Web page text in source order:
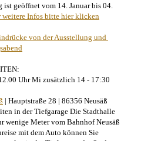
ist geöffnet vom 14. Januar bis 04.
weitere Infos bitte hier klicken
von der Ausstellung und
Uhr Mi zusätzlich 14 - 17:30
| Hauptstraße 28 | 86356 Neusäß
in der Tiefgarage Die Stadthalle
wenige Meter vom Bahnhof Neusäß
mit dem Auto können Sie